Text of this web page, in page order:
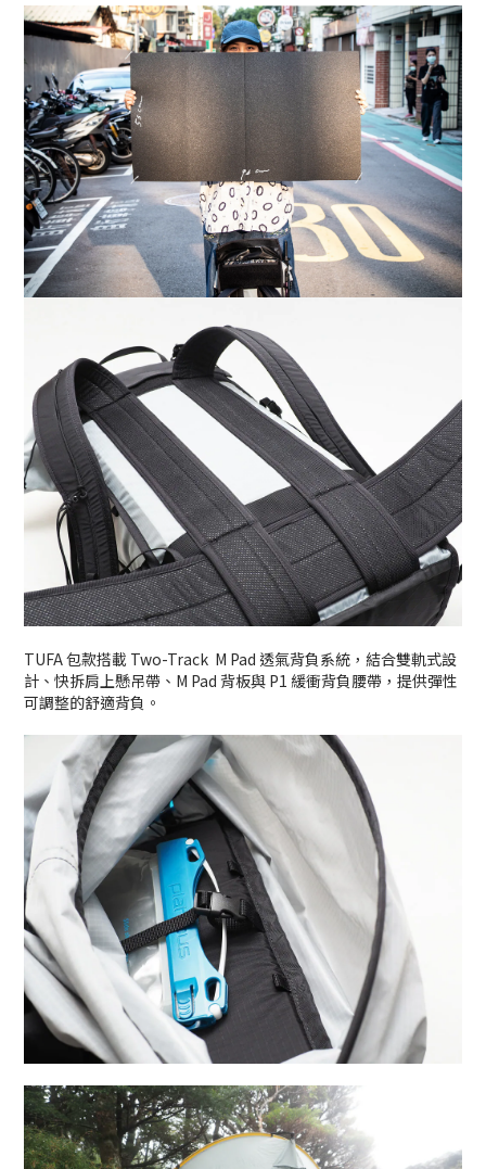
TUFA 包款搭載 Two-Track M Pad 透氣背負系統，結合雙軌式設
計、快拆肩上懸吊帶、M Pad 背板與 P1 緩衝背負腰帶，提供彈性
可調整的舒適背負。